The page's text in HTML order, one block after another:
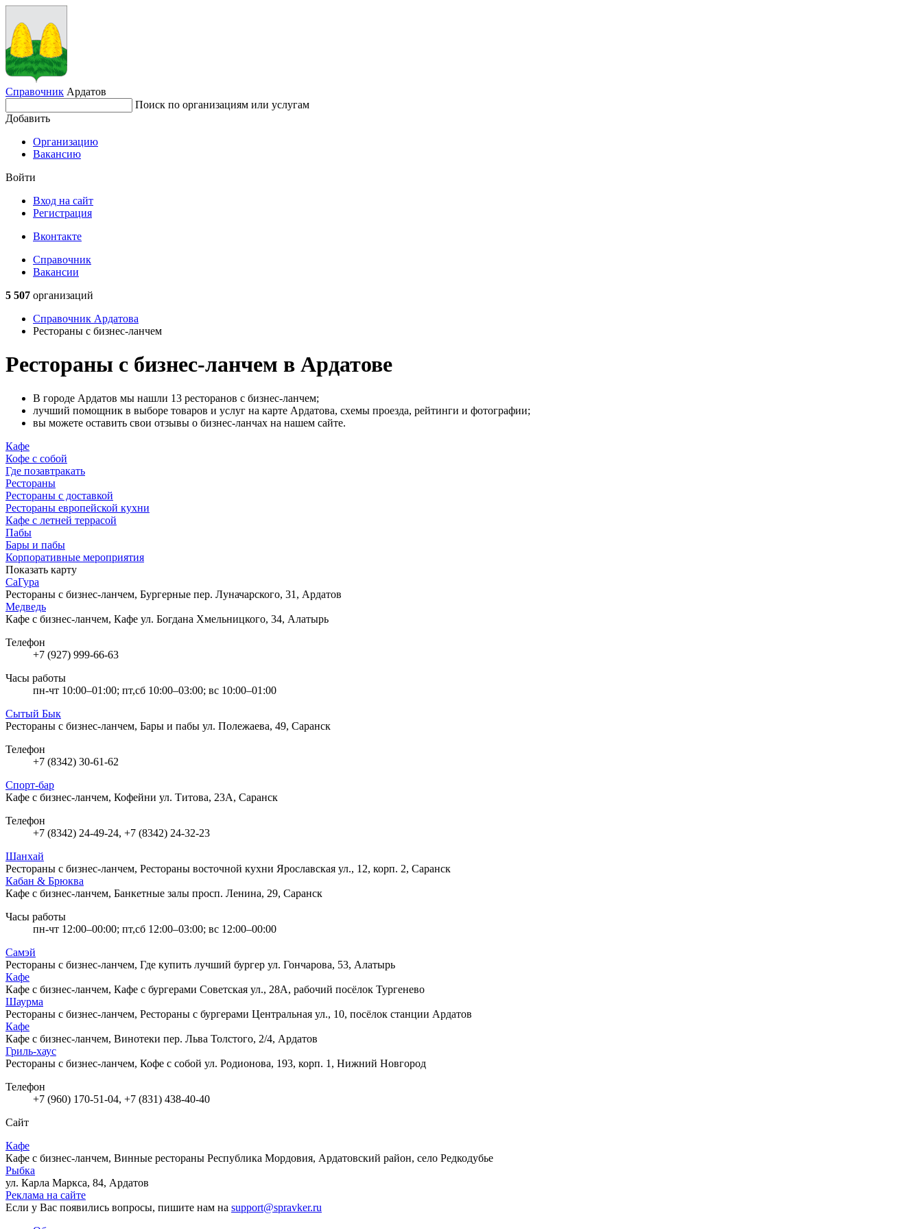
Справочник Ардатов
Поиск по организациям или услугам
Добавить
Организацию
Вакансию
Войти
Вход на сайт
Регистрация
Вконтакте
Справочник
Вакансии
5 507 организаций
Справочник Ардатова
Рестораны с бизнес-ланчем
Рестораны с бизнес-ланчем в Ардатове
В городе Ардатов мы нашли 13 ресторанов с бизнес-ланчем;
лучший помощник в выборе товаров и услуг на карте Ардатова, схемы проезда, рейтинги и фотографии;
вы можете оставить свои отзывы о бизнес-ланчах на нашем сайте.
Кафе
Кофе с собой
Где позавтракать
Рестораны
Рестораны с доставкой
Рестораны европейской кухни
Кафе с летней террасой
Пабы
Бары и пабы
Корпоративные мероприятия
Показать карту
СаГура
Рестораны с бизнес-ланчем, Бургерные пер. Луначарского, 31, Ардатов
Медведь
Кафе с бизнес-ланчем, Кафе ул. Богдана Хмельницкого, 34, Алатырь
Телефон
+7 (927) 999-66-63
Часы работы
пн-чт 10:00–01:00; пт,сб 10:00–03:00; вс 10:00–01:00
Сытый Бык
Рестораны с бизнес-ланчем, Бары и пабы ул. Полежаева, 49, Саранск
Телефон
+7 (8342) 30-61-62
Спорт-бар
Кафе с бизнес-ланчем, Кофейни ул. Титова, 23А, Саранск
Телефон
+7 (8342) 24-49-24, +7 (8342) 24-32-23
Шанхай
Рестораны с бизнес-ланчем, Рестораны восточной кухни Ярославская ул., 12, корп. 2, Саранск
Кабан & Брюква
Кафе с бизнес-ланчем, Банкетные залы просп. Ленина, 29, Саранск
Часы работы
пн-чт 12:00–00:00; пт,сб 12:00–03:00; вс 12:00–00:00
Самэй
Рестораны с бизнес-ланчем, Где купить лучший бургер ул. Гончарова, 53, Алатырь
Кафе
Кафе с бизнес-ланчем, Кафе с бургерами Советская ул., 28А, рабочий посёлок Тургенево
Шаурма
Рестораны с бизнес-ланчем, Рестораны с бургерами Центральная ул., 10, посёлок станции Ардатов
Кафе
Кафе с бизнес-ланчем, Винотеки пер. Льва Толстого, 2/4, Ардатов
Гриль-хаус
Рестораны с бизнес-ланчем, Кофе с собой ул. Родионова, 193, корп. 1, Нижний Новгород
Телефон
+7 (960) 170-51-04, +7 (831) 438-40-40
Сайт
Кафе
Кафе с бизнес-ланчем, Винные рестораны Республика Мордовия, Ардатовский район, село Редкодубье
Рыбка
ул. Карла Маркса, 84, Ардатов
Реклама на сайте
Если у Вас появились вопросы, пишите нам на support@spravker.ru